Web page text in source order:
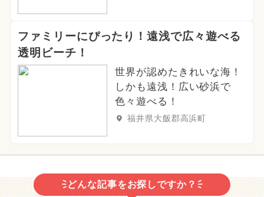
ファミリーにぴったり！遠浅で広々遊べる
透明ビーチ！
世界が認めたきれいな海！
しかも遠浅！広い砂浜で
色々遊べる！
福井県大飯郡高浜町
どんな記事をお探しですか？